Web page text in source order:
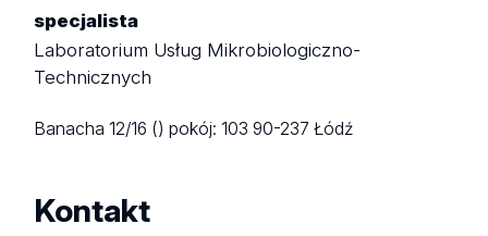
specjalista
Laboratorium Usług Mikrobiologiczno-
Technicznych
Banacha 12/16 ()pokój: 10390-237 Łódź
Kontakt